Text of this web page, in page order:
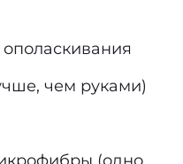
чем руками)